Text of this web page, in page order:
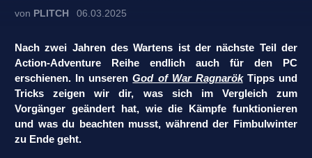
von PLITCH 06.03.2025
Nach zwei Jahren des Wartens ist der nächste Teil der
Action-Adventure Reihe endlich auch für den PC
erschienen. In unserenGod of War RagnarökTipps und
Tricks zeigen wir dir, was sich im Vergleich zum
Vorgänger geändert hat, wie die Kämpfe funktionieren
und was du beachten musst, während der Fimbulwinter
zu Ende geht.